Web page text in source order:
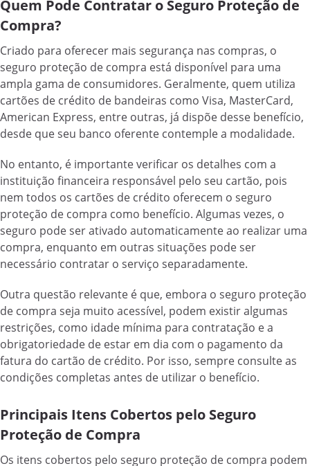
Quem Pode Contratar o Seguro Proteção de
Compra?
Criado para oferecer mais segurança nas compras, o
seguro proteção de compra está disponível para uma
ampla gama de consumidores. Geralmente, quem utiliza
cartões de crédito de bandeiras como Visa, MasterCard,
American Express, entre outras, já dispõe desse benefício,
desde que seu banco oferente contemple a modalidade.
No entanto, é importante verificar os detalhes com a
instituição financeira responsável pelo seu cartão, pois
nem todos os cartões de crédito oferecem o seguro
proteção de compra como benefício. Algumas vezes, o
seguro pode ser ativado automaticamente ao realizar uma
compra, enquanto em outras situações pode ser
necessário contratar o serviço separadamente.
Outra questão relevante é que, embora o seguro proteção
de compra seja muito acessível, podem existir algumas
restrições, como idade mínima para contratação e a
obrigatoriedade de estar em dia com o pagamento da
fatura do cartão de crédito. Por isso, sempre consulte as
condições completas antes de utilizar o benefício.
Principais Itens Cobertos pelo Seguro
Proteção de Compra
Os itens cobertos pelo seguro proteção de compra podem